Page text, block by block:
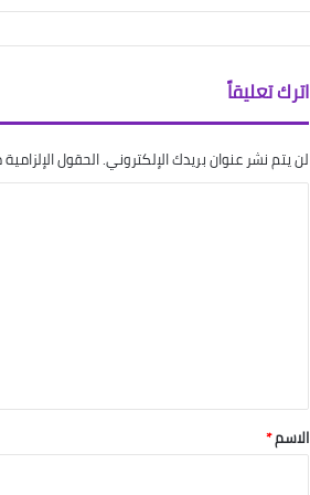
اترك تعليقاً
لن يتم نشر عنوان بريدك الإلكتروني.الحقول
*
الاسم*